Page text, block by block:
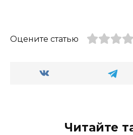
Оцените статью
Читайте